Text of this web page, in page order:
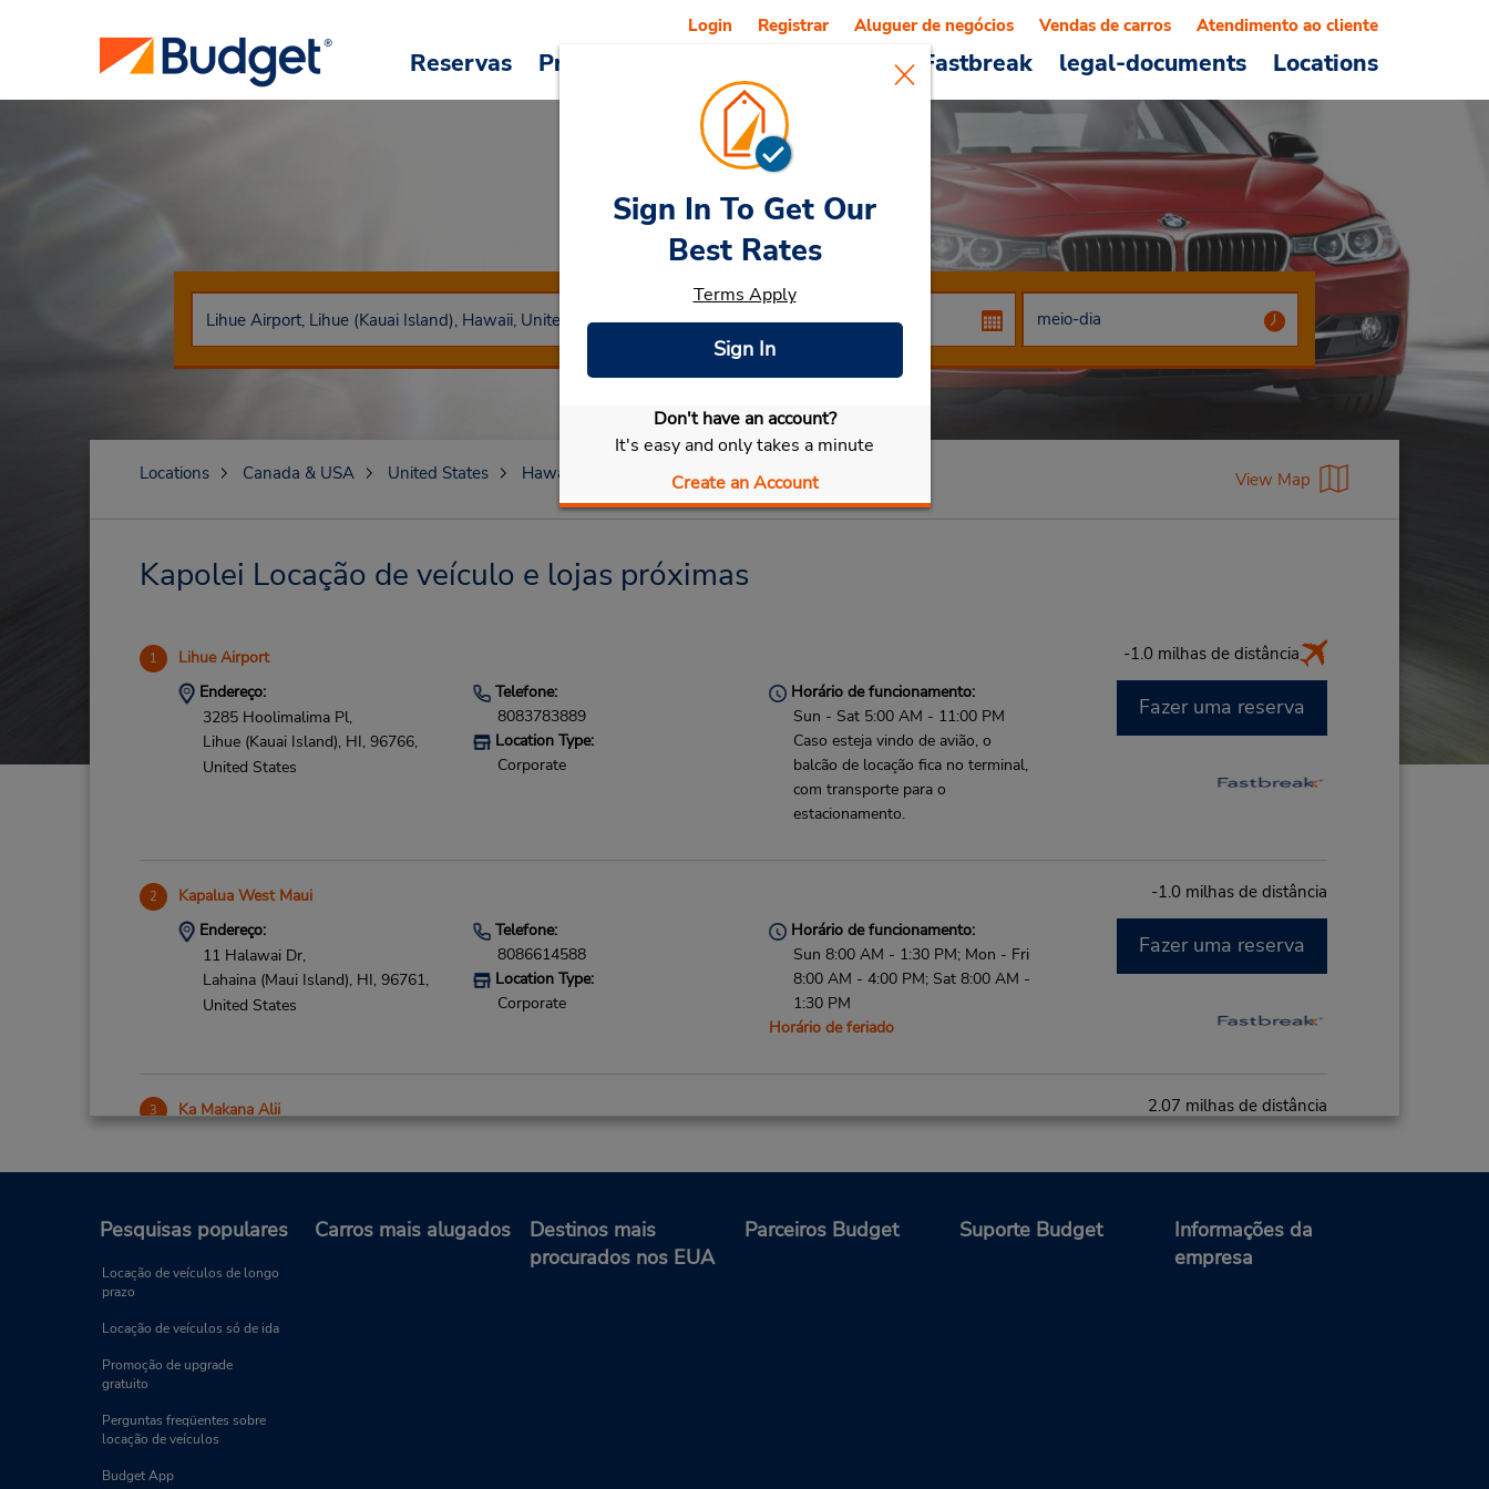
Reservas Promoções Veículos e serviços Fastbreak legal-documents Locations
Login Registrar Aluguer de negócios Vendas de carros Atendimento ao cliente
Car RentalKapolei
Selecionar meu carro
Sign In To Get Our
Best Rates
Terms Apply
Sign In
Don't have an account?
It's easy and only takes a minute
Create an Account
Locations Canada & USA United States Hawaii View Map
Kapolei Locação de veículo e lojas próximas
1 Lihue Airport -1.0 milhas de distância
Endereço:
3285 Hoolimalima Pl,
Lihue (Kauai Island), HI, 96766,
United States
Telefone:
8083783889
Location Type:
Corporate
Horário de funcionamento:
Sun - Sat 5:00 AM - 11:00 PM
Caso esteja vindo de avião, o
balcão de locação fica no terminal,
com transporte para o
estacionamento.
Fazer uma reserva
2 Kapalua West Maui -1.0 milhas de distância
Endereço:
11 Halawai Dr,
Lahaina (Maui Island), HI, 96761,
United States
Telefone:
8086614588
Location Type:
Corporate
Horário de funcionamento:
Sun 8:00 AM - 1:30 PM; Mon - Fri
8:00 AM - 4:00 PM; Sat 8:00 AM -
1:30 PM
Horário de feriado
Fazer uma reserva
3 Ka Makana Alii 2.07 milhas de distância
91-5431 Kapolei Pkwy,
96707, United States
8082070926
Corporate
Sun 8:00 AM - 3:00 PM; Mon - Fri
5:00 PM
Horário de feriado
4 Honolulu Intl Airport
Endereço:
96819,
Pesquisas populares
Locação de veículos de longo
prazo
Locação de veículos só de ida
Promoção de upgrade
gratuito
Perguntas freqüentes sobre
locação de veículos
Budget App
Carros mais alugados
Destinos mais
procurados nos EUA
Parceiros Budget Suporte Budget
Informações da
empresa